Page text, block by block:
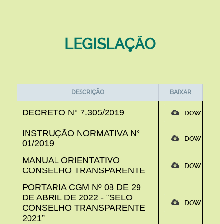
LEGISLAÇÂO
DESCRIÇÃO BAIXAR
DECRETO N° 7.305/2019
INSTRUÇÃO NORMATIVA N°
01/2019
MANUAL ORIENTATIVO
CONSELHO TRANSPARENTE
PORTARIA CGM Nº 08 DE 29
DE ABRIL DE 2022 - “SELO
CONSELHO TRANSPARENTE
2021”